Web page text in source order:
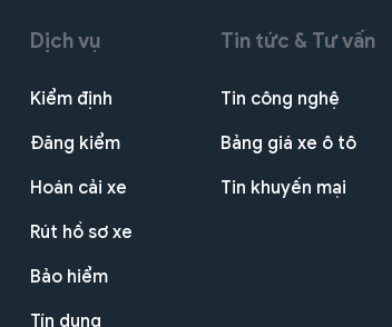
Dịch vụ
Kiểm định
Đăng kiểm
Hoán cải xe
Rút hồ sơ xe
Bảo hiểm
Tín dụng
Tin tức & Tư vấn
Tin công nghệ
Bảng giá xe ô tô
Tin khuyến mại